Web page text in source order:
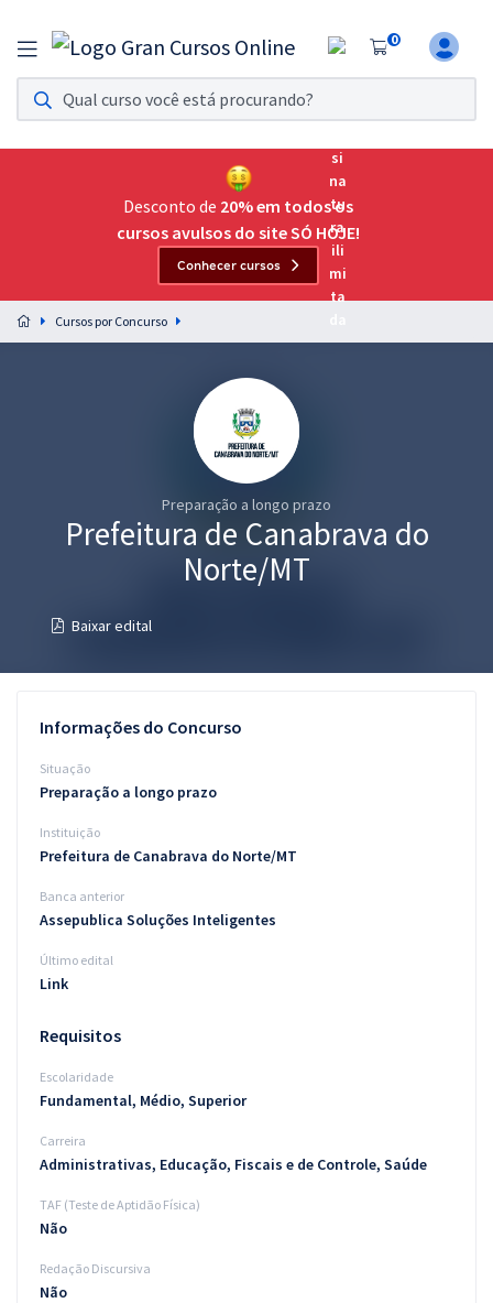
0
Assinatura Ilimitada 11
Acesso a todos os cursos. Teste grátis por 7 dias!
Assinatura OAB Até Passar
Acesso ilimitado a toda preparação para o Exame da
Preparação completa e intensiva para as principais
residências em saúde do Brasil
Questões grátis
Conteúdo gratuito
Aprovados
Atendimento
Desconto de 20% em todos os
cursos avulsos do site SÓ HOJE!
Conhecer cursos
Cursos por Concurso
Preparação a longo prazo
Prefeitura de Canabrava do
Norte/MT
Baixar edital
Informações do Concurso
Situação
Preparação a longo prazo
Instituição
Prefeitura de Canabrava do Norte/MT
Banca anterior
Assepublica Soluções Inteligentes
Último edital
Link
Requisitos
Escolaridade
Fundamental, Médio, Superior
Carreira
Administrativas, Educação, Fiscais e de Controle, Saúde
TAF (Teste de Aptidão Física)
Não
Redação Discursiva
Não